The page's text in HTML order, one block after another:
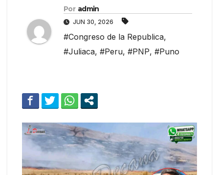
Por admin
JUN 30, 2026
#Congreso de la Republica,
#Juliaca, #Peru, #PNP, #Puno